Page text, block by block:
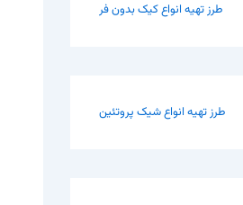
طرز تهیه انواع کیک بدون فر
طرز تهیه انواع شیک پروتئین